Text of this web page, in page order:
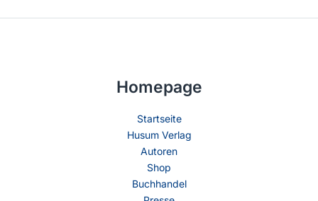
Homepage
Startseite
Husum Verlag
Autoren
Shop
Buchhandel